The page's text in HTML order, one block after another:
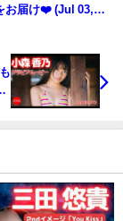
お届け❤️ (Jul 03,
|